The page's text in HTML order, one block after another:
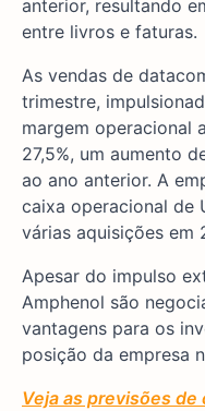
anterior, resultando
entre livros e faturas.
As vendas de
trimestre,
margem operacional
27,5%, um aumento
ao ano anterior. A
caixa operacional de
várias aquisições em
Apesar do impulso
Amphenol são
vantagens para os
posição da empresa
Veja as previsões